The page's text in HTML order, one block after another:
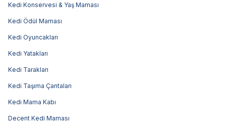
Kedi Konservesi & Yaş Maması
Kedi Ödül Maması
Kedi Oyuncakları
Kedi Yatakları
Kedi Tarakları
Kedi Taşıma Çantaları
Kedi Mama Kabı
Decent Kedi Maması